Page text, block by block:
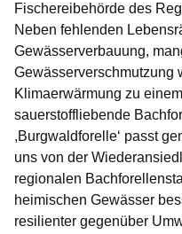
Fischereibehörde des
Neben fehlenden
Gewässerverbauung,
Gewässerverschmutzung
Klimaerwärmung zu
sauerstoffliebende
,Burgwaldforelle‘ passt
uns von der
regionalen
heimischen Gewässer
resilienter gegenüber